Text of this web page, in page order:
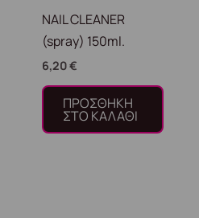
NAIL CLEANER
(spray) 150ml.
6,20€
ΠΡΟΣΘΉΚΗ
ΣΤΟ ΚΑΛΆΘΙ